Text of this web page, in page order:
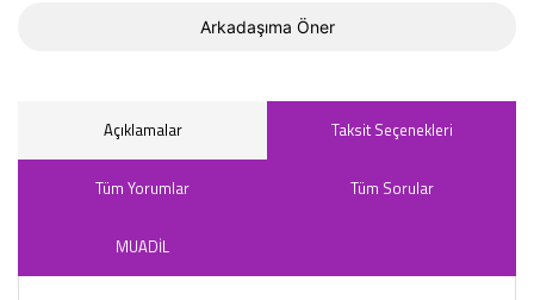
Arkadaşıma Öner
Açıklamalar Taksit Seçenekleri
Tüm Yorumlar Tüm Sorular
MUADİL